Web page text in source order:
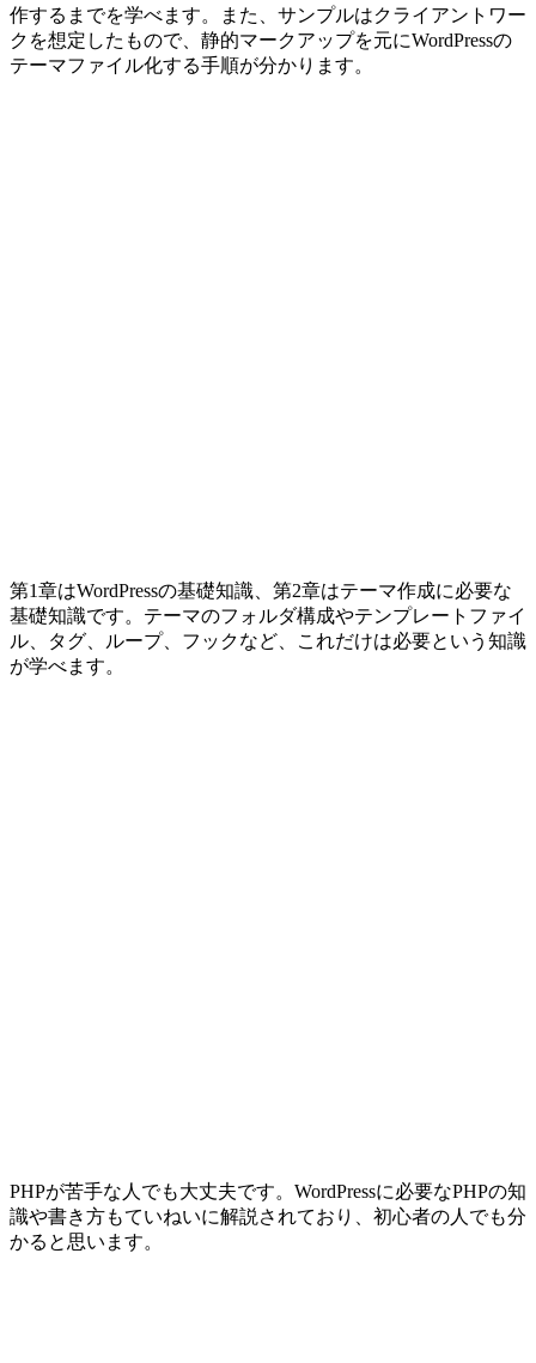
作するまでを学べます。また、サンプルはクライアントワー
クを想定したもので、静的マークアップを元にWordPressの
テーマファイル化する手順が分かります。
第1章はWordPressの基礎知識、第2章はテーマ作成に必要な
基礎知識です。テーマのフォルダ構成やテンプレートファイ
ル、タグ、ループ、フックなど、これだけは必要という知識
が学べます。
PHPが苦手な人でも大丈夫です。WordPressに必要なPHPの知
識や書き方もていねいに解説されており、初心者の人でも分
かると思います。